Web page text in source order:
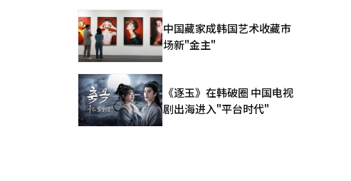
中国藏家成韩国艺术收藏市
场新"金主"
《逐玉》在韩破圈 中国电视
剧出海进入"平台时代"